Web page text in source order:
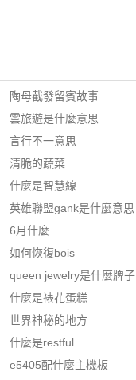
陶母截發留賓故事
雲旅遊是什麼意思
言行不一意思
清脆的蔬菜
什麼是智慧線
英雄聯盟gank是什麼意思
6月什麼
如何恢復bois
queen jewelry是什麼牌子
什麼是裱花蛋糕
世界神秘的地方
什麼是restful
e5405配什麼主機板